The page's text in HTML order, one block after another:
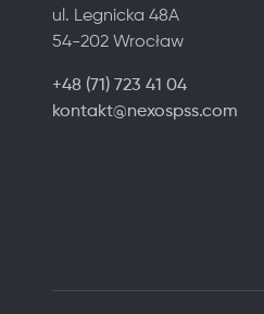
ul. Legnicka 48A
54-202 Wrocław
+48 (71) 723 41 04
kontakt@nexospss.com